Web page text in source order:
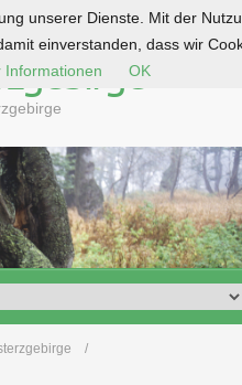
unserer Dienste. Mit der
einverstanden, dass wir
Informationen OK